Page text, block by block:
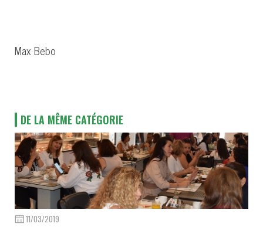
Max Bebo
DE LA MÊME CATÉGORIE
11/03/2019